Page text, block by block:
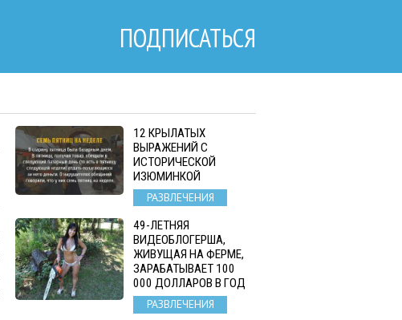
ПОДПИСАТЬСЯ
12 КРЫЛАТЫХ
ВЫРАЖЕНИЙ С
ИСТОРИЧЕСКОЙ
ИЗЮМИНКОЙ
РАЗВЛЕЧЕНИЯ
49-ЛЕТНЯЯ
ВИДЕОБЛОГЕРША,
ЖИВУЩАЯ НА ФЕРМЕ,
ЗАРАБАТЫВАЕТ 100
000 ДОЛЛАРОВ В ГОД
РАЗВЛЕЧЕНИЯ